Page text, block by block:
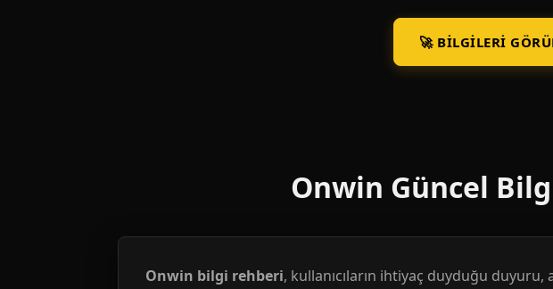
🚀 BILGILERI
Onwin Güncel
Onwin bilgi rehberi, kullanıcıların ihtiyaç duyduğu